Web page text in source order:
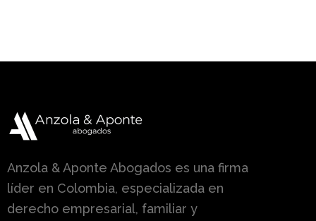
Anzola & Aponte Abogados es una firma
líder en Colombia, especializada en
derecho empresarial, familiar y